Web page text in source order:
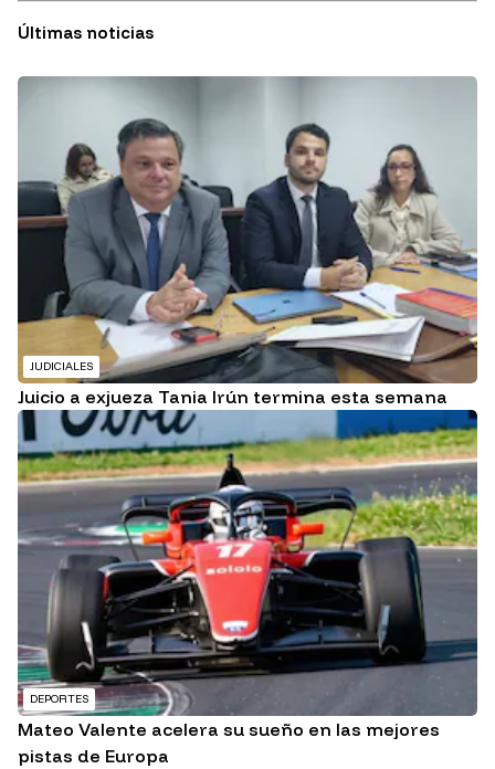
Últimas noticias
JUDICIALES
Juicio a exjueza Tania Irún termina esta semana
DEPORTES
Mateo Valente acelera su sueño en las mejores
pistas de Europa